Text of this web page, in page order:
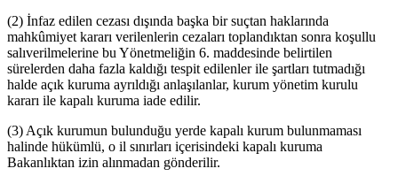
(2) İnfaz edilen cezası dışında başka bir suçtan haklarında
mahkûmiyet kararı verilenlerin cezaları toplandıktan sonra koşullu
salıverilmelerine bu Yönetmeliğin 6. maddesinde belirtilen
sürelerden daha fazla kaldığı tespit edilenler ile şartları tutmadığı
halde açık kuruma ayrıldığı anlaşılanlar, kurum yönetim kurulu
kararı ile kapalı kuruma iade edilir.
(3) Açık kurumun bulunduğu yerde kapalı kurum bulunmaması
halinde hükümlü, o il sınırları içerisindeki kapalı kuruma
Bakanlıktan izin alınmadan gönderilir.